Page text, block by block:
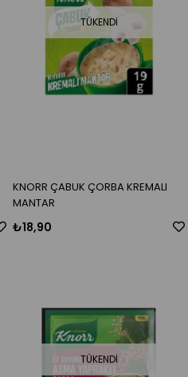
TÜKENDI
KNORR ÇABUK ÇORBA KREMALI
MANTAR
₺18,90
TÜKENDI